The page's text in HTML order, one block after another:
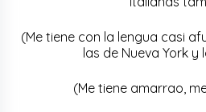
(Me tiene con la lengua casi
las de Nueva York y
(Me tiene amarrao,